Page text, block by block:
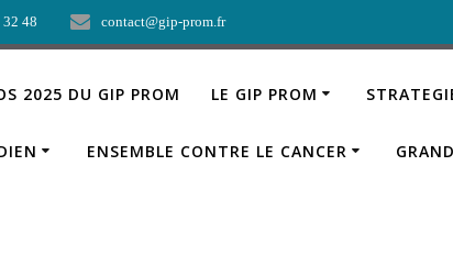
48 contact@gip-prom.fr
2025 DU GIP PROM LE GIP PROM
ENSEMBLE CONTRE LE CANCER